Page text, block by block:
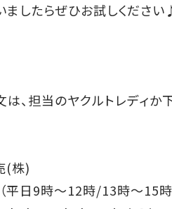
ましたらぜひお試しくださ
、担当のヤクルトレディか
(株)
日9時～12時/13時～15時